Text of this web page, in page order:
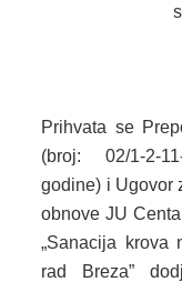
Prihvata se
(broj: 02/1-2-
godine) i Ugovor
obnove JU
„Sanacija krova
rad Breza”
OPĆINSKO
SLUŽBA ZA
OGLASNA PLOČA
KONKURSI
OBAVJEŠTENJA